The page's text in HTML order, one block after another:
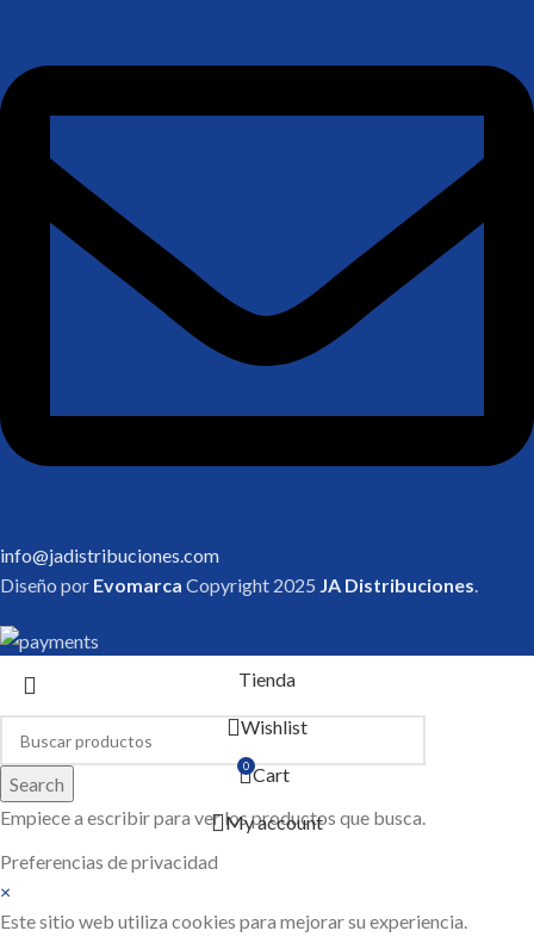
info@jadistribuciones.com
Diseño por Evomarca Copyright 2025 JA Distribuciones.
Search
Empiece a escribir para ver los productos que busca.
Tienda
Wishlist
0 Cart
My account
Preferencias de privacidad
×
Este sitio web utiliza cookies para mejorar su experiencia.